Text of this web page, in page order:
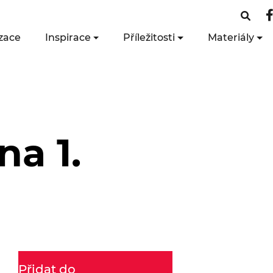
Inspirace Příležitosti Materiály
1.
Přidat do